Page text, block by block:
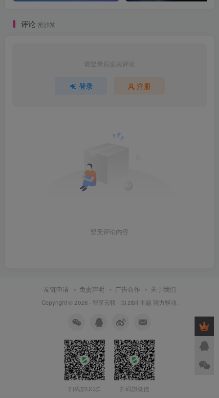
评论 抢沙发
请登录后发表评论
登录 注册
暂无评论内容
友链申请 免责声明 广告合作 关于我们
Copyright © 2026 · 智享云联 · 由 zibll 主题 强力驱动.
扫码加QQ群 扫码加微信